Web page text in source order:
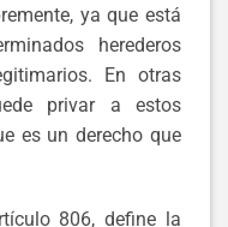
ya que está
herederos
En otras
privar a estos
es un derecho que
806, define la